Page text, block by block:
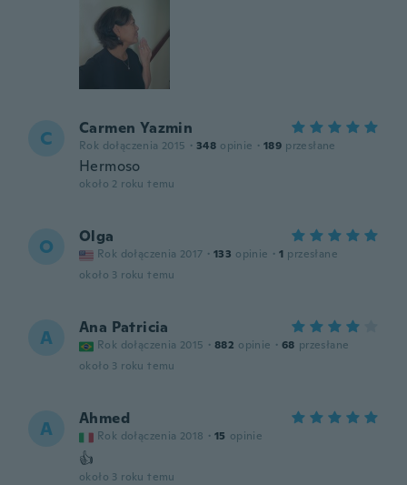
C Carmen Yazmin
Rok dołączenia 2015 · 348 opinie · 189 przesłane
Hermoso
około 2 roku temu
O Olga
Rok dołączenia 2017 · 133 opinie · 1 przesłane
około 3 roku temu
A Ana Patricia
Rok dołączenia 2015 · 882 opinie · 68 przesłane
około 3 roku temu
A Ahmed
Rok dołączenia 2018 · 15 opinie
👍
około 3 roku temu